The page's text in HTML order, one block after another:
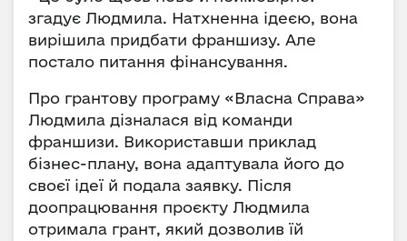
згадує Людмила. Натхненна ідеєю, вона
вирішила придбати франшизу. Але
постало питання фінансування.
Про грантову програму «Власна Справа»
Людмила дізналася від команди
франшизи. Використавши приклад
бізнес-плану, вона адаптувала його до
своєї ідеї й подала заявку. Після
доопрацювання проєкту Людмила
отримала грант, який дозволив їй